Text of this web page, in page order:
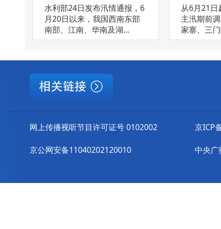
水利部24日发布汛情通报，6
月20日以来，我国西南东部
南部、江南、华南及湖...
从6月21日
主汛期前
家寨、三
网上传播视听节目许可证号 0102002
京公网安备11040202120010
京ICP
中央广